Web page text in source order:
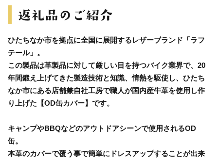
ひたちなか市を拠点に全国に展開するレザーブランド「ラフ
テール」。
この製品は革製品に対して厳しい目を持つバイク業界で、20
年間鍛え上げてきた製造技術と知識、情熱を駆使し、ひたち
なか市にある店舗兼自社工房で職人が国内産牛革を使用し作
り上げた【OD缶カバー】です。
キャンプやBBQなどのアウトドアシーンで使用されるOD
缶。
本革のカバーで覆う事で簡単にドレスアップすることが出来